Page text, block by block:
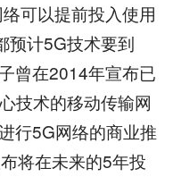
可以提前投入使用
预计5G技术要到
曾在2014年宣布已
技术的移动传输网
行5G网络的商业推
将在未来的5年投